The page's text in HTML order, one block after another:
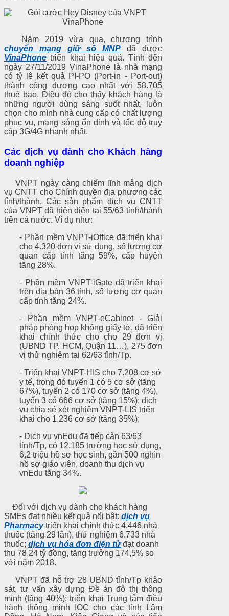
Năm 2019 vừa qua, chương trình
chuyển mạng giữ số MNPđã được
VinaPhone triển khai hiệu quả. Tính đến
ngày 27/11/2019 VinaPhone là nhà mạng
có tỷ lệ kết quả PI-PO (Port-in - Port-out)
thành công dương cao nhất với 58.705
thuê bao. Điều đó cho thấy khách hàng là
những người dùng sáng suốt nhất, luôn
chọn cho mình nhà cung cấp có chất lượng
phục vụ, mạng sóng ổn định và tốc độ truy
cập 3G/4G nhanh nhất.
Các dịch vụ dành cho Khách hàng
doanh nghiệp
VNPT ngày càng chiếm lĩnh mảng dịch
vụ CNTT cho Chính quyền địa phương các
tỉnh/thành. Các sản phẩm dịch vụ CNTT
của VNPT đã hiện diện tại 55/63 tỉnh/thành
trên cả nước. Ví dụ như:
- Phần mềm VNPT-iOffice đã triển khai
cho 4.320 đơn vị sử dụng, số lượng cơ
quan cấp tỉnh tăng 59%, cấp huyện
tăng 28%.
- Phần mềm VNPT-iGate đã triển khai
trên địa bàn 36 tỉnh, số lượng cơ quan
cấp tỉnh tăng 24%.
- Phần mềm VNPT-eCabinet - Giải
pháp phòng họp không giấy tờ, đã triển
khai chính thức cho cho 29 đơn vị
(UBND TP. HCM, Quận 11…), 275 đơn
vị thử nghiệm tại 62/63 tỉnh/Tp.
- Triển khai VNPT-HIS cho 7.208 cơ sở
y tế, trong đó tuyến 1 có 5 cơ sở (tăng
67%), tuyến 2 có 170 cơ sở (tăng 4%),
tuyến 3 có 666 cơ sở (tăng 15%); dịch
vụ chia sẻ xét nghiệm VNPT-LIS triển
khai cho 1.236 cơ sở (tăng 35%);
- Dịch vụ vnEdu đã tiếp cận 63/63
tỉnh/Tp, có 12.185 trường học sử dụng,
6,2 triệu hồ sơ học sinh, gần 500 nghìn
hồ sơ giáo viên, doanh thu dịch vụ
vnEdu tăng 34%.
Đối với dịch vụ dành cho khách hàng
SMEs đạt nhiều kết quả nổi bật: dịch vụ
Pharmacytriển khai chính thức 4.446 nhà
thuốc (tăng 29 lần), thử nghiệm 6.733 nhà
thuốc; dịch vụ hóa đơn điện tửđạt doanh
thu 78,24 tỷ đồng, tăng trưởng 174,5% so
với năm 2018.
VNPT đã hỗ trợ 28 UBND tỉnh/Tp khảo
sát, tư vấn xây dựng Đề án đô thị thông
minh (tăng 40%); triển khai Trung tâm điều
hành thông minh IOC cho các tỉnh Lâm